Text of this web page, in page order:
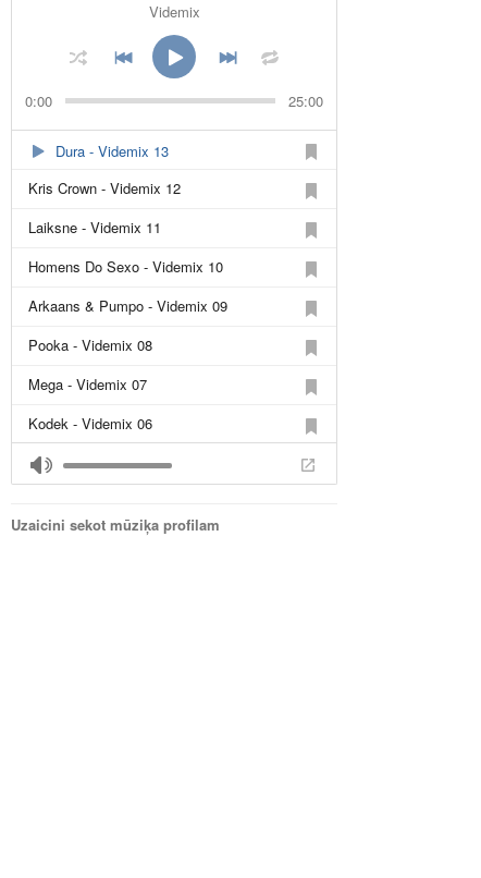
Videmix
0:00 25:00
Dura - Videmix 13
Kris Crown - Videmix 12
Laiksne - Videmix 11
Homens Do Sexo - Videmix 10
Arkaans & Pumpo - Videmix 09
Pooka - Videmix 08
Mega - Videmix 07
Kodek - Videmix 06
Sairam - Videmix 05
Testone - Videmix 03
Uzaicini sekot mūziķa profilam